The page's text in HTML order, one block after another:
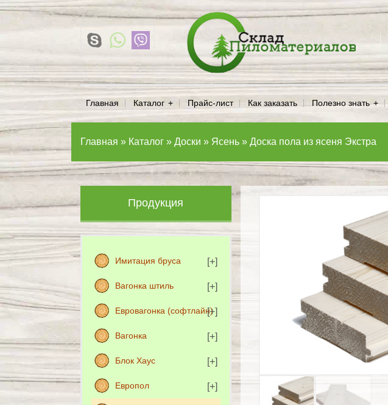
Главная Каталог Прайс-лист Как заказать Полезно знать
Главная » Каталог » Доски » Ясень » Доска пола из ясеня Экстра
Продукция
Имитация бруса
Вагонка штиль
Евровагонка (софтлайн)
Вагонка
Блок Хаус
Европол